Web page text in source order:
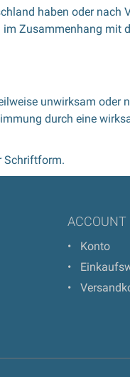
haben oder
Zusammenhang mit
unwirksam
durch eine
Schriftform.
ACCOUNT
Konto